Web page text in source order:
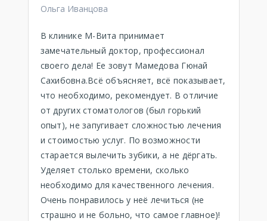
Ольга Иванцова
В клинике М-Вита принимает
замечательный доктор, профессионал
своего дела! Ее зовут Мамедова Гюнай
Сахибовна.Всё объясняет, всё показывает,
что необходимо, рекомендует. В отличие
от других стоматологов (был горький
опыт), не запугивает сложностью лечения
и стоимостью услуг. По возможности
старается вылечить зубики, а не дёргать.
Уделяет столько времени, сколько
необходимо для качественного лечения.
Очень понравилось у неё лечиться (не
страшно и не больно, что самое главное)!